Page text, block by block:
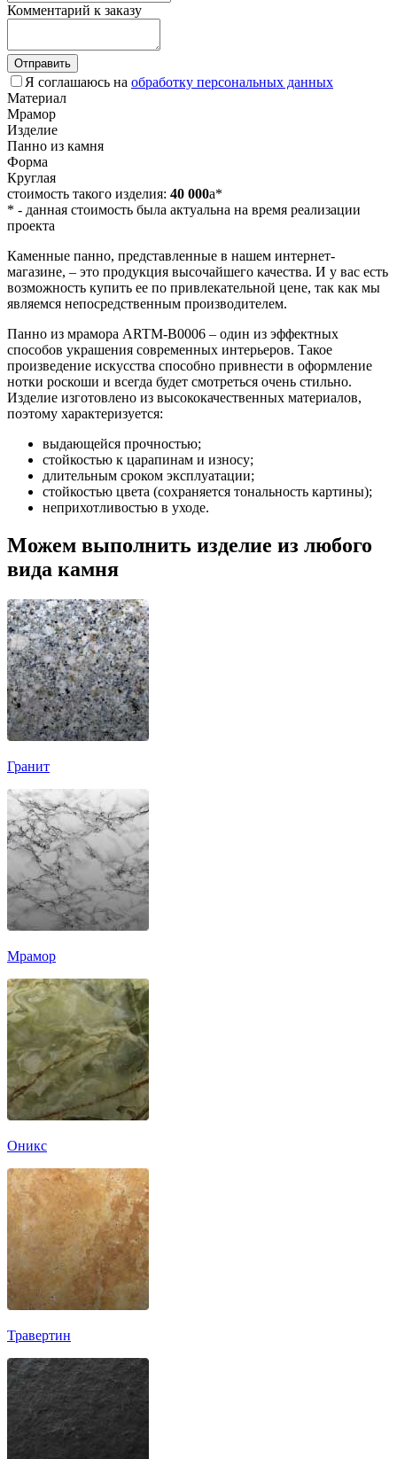
Комментарий к заказу
Отправить
Я соглашаюсь на обработку персональных данных
Материал
Мрамор
Изделие
Панно из камня
Форма
Круглая
стоимость такого изделия: 40 000a*
* - данная стоимость была актуальна на время реализации
проекта
Каменные панно, представленные в нашем интернет-
магазине, – это продукция высочайшего качества. И у вас есть
возможность купить ее по привлекательной цене, так как мы
являемся непосредственным производителем.
Панно из мрамора ARTM-B0006 – один из эффектных
способов украшения современных интерьеров. Такое
произведение искусства способно привнести в оформление
нотки роскоши и всегда будет смотреться очень стильно.
Изделие изготовлено из высококачественных материалов,
поэтому характеризуется:
выдающейся прочностью;
стойкостью к царапинам и износу;
длительным сроком эксплуатации;
стойкостью цвета (сохраняется тональность картины);
неприхотливостью в уходе.
Можем выполнить изделие из любого
вида камня
Гранит
Мрамор
Оникс
Травертин